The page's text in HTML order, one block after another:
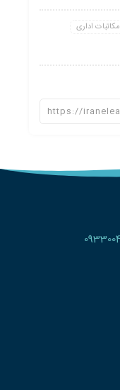
مکاتبات اداری